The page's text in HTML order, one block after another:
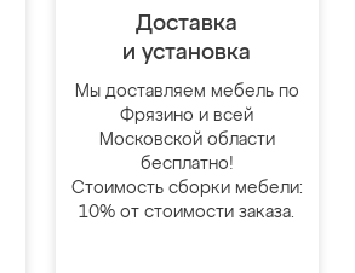
Доставка
и установка
Мы доставляем мебель по
Фрязино и всей
Московской области
бесплатно!
Стоимость сборки мебели:
10% от стоимости заказа.